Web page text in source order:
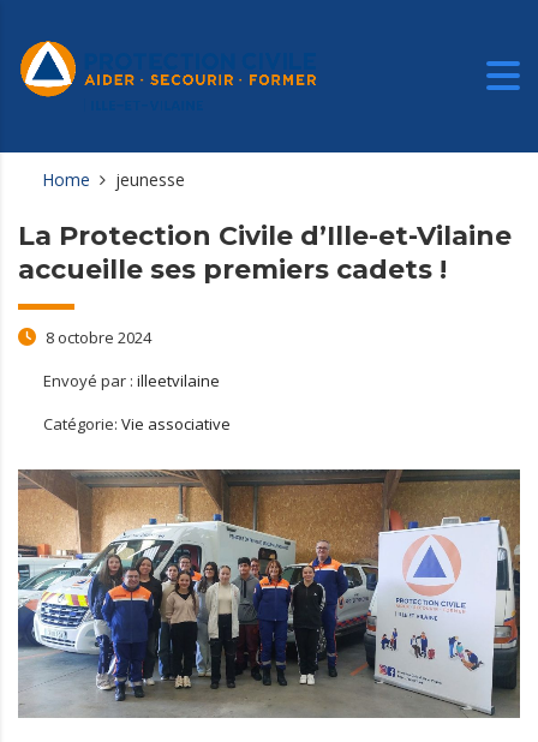
Home jeunesse
La Protection Civile d’Ille-et-Vilaine
accueille ses premiers cadets !
8 octobre 2024
Envoyé par : illeetvilaine
Catégorie: Vie associative